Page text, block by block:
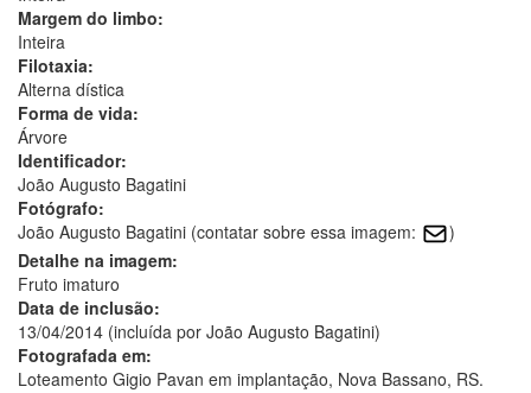
Margem do limbo:
Inteira
Filotaxia:
Alterna dística
Forma de vida:
Árvore
Identificador:
João Augusto Bagatini
Fotógrafo:
João Augusto Bagatini (contatar sobre essa imagem:
)
Detalhe na imagem:
Fruto imaturo
Data de inclusão:
13/04/2014 (incluída por João Augusto Bagatini)
Fotografada em:
Loteamento Gigio Pavan em implantação, Nova Bassano, RS.